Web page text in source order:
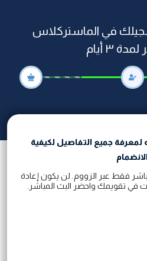
في الماستركلاس
٣ أيام
لمعرفة جميع التفاصيل لكيفية
فقط عبر الزووم. لن يكون إعادة
في تقويمك واحضر البث المباشر.